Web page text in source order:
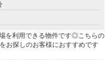
を利用できる物件です◎こちらの
お探しのお客様におすすめです